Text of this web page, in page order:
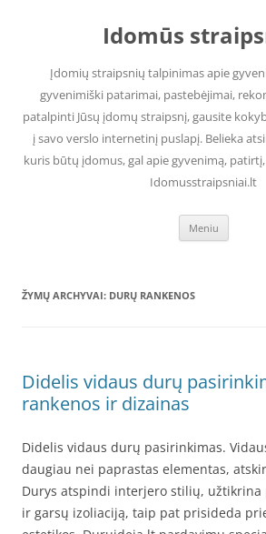
Idomūs
Įdomių straipsnių talpinimas apie
gyvenimiški patarimai, pastebėjimai,
patalpinti Jūsų įdomų straipsnį, gausite
į savo verslo internetinį puslapį. Belieka
kuris būtų įdomus, gal apie gyvenimą,
Idomusstraipsniai.lt
Meniu
ŽYMŲ ARCHYVAI: DURŲ RANKENOS
Didelis vidaus durų
rankenos ir dizainas
Didelis vidaus durų pasirinkimas.
daugiau nei paprastas elementas,
Durys atspindi interjero stilių, užtikrina
ir garsų izoliaciją, taip pat prisideda